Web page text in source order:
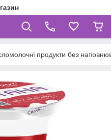
продукти без